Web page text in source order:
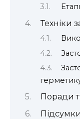
Техніки
Поради